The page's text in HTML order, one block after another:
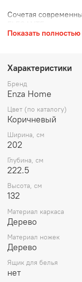
Сочетая
конструкции из
ткани и особыми
дизайну,
Показать полностью
Характеристики
Бренд
Enza Home
Цвет (по каталогу)
Коричневый
Ширина, см
202
Глубина, см
222.5
Высота, см
132
Материал каркаса
Дерево
Материал ножек
Дерево
Ящик для белья
нет